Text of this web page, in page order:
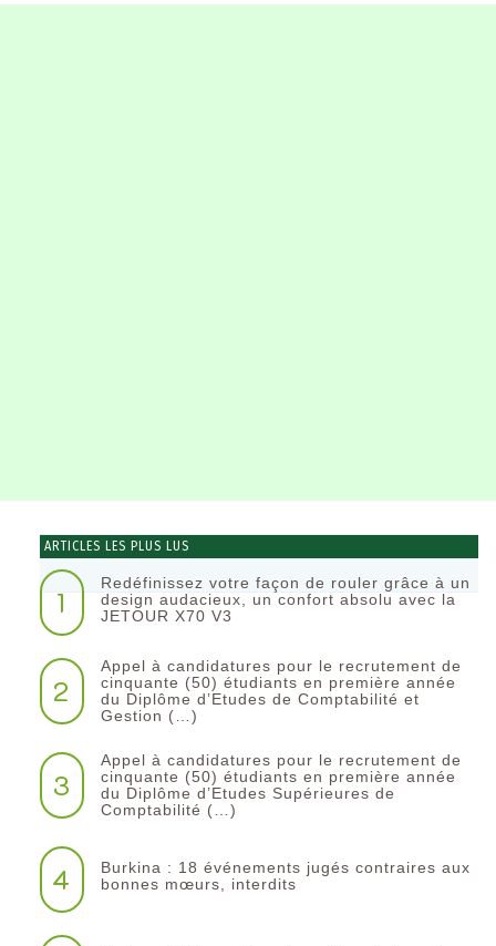
ARTICLES LES PLUS LUS
1
Redéfinissez votre façon de rouler grâce à un
design audacieux, un confort absolu avec la
JETOUR X70 V3
2
Appel à candidatures pour le recrutement de
cinquante (50) étudiants en première année
du Diplôme d’Etudes de Comptabilité et
Gestion (…)
3
Appel à candidatures pour le recrutement de
cinquante (50) étudiants en première année
du Diplôme d’Etudes Supérieures de
Comptabilité (…)
4
Burkina : 18 événements jugés contraires aux
bonnes mœurs, interdits